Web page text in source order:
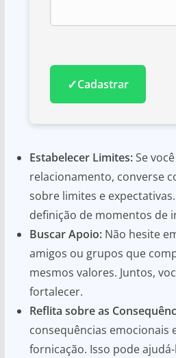
✓Cadastrar
Estabelecer Limites:Se
relacionamento, converse
sobre limites e
definição de momentos de
Buscar Apoio:Não hesite
amigos ou grupos que
mesmos valores. Juntos,
fortalecer.
Reflita sobre as
consequências emocionais
fornicação. Isso pode